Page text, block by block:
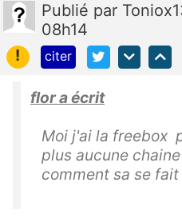
Publié par
08h14
!
citer
flor a écrit
Moi j'ai la freebox
plus aucune
comment sa se fait